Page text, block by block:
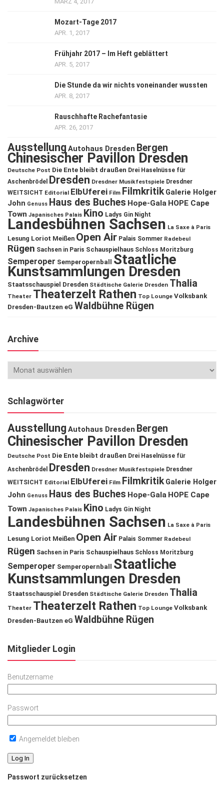
Mozart-Tage 2017
APR. 1, 2017
Frühjahr 2017 – Im Heft geblättert
APR. 5, 2017
Die Stunde da wir nichts voneinander wussten
APR. 8, 2017
Rauschhafte Rachefantasie
APR. 26, 2017
Ausstellung Autohaus Dresden Bergen
Chinesischer Pavillon Dresden
Deutsche Post Die Ente bleibt draußen Drei Haselnüsse für
Aschenbrödel
Dresden Dresdner Musikfestspiele Dresdner
WEITSICHT Editorial ElbUferei Film Filmkritik Galerie Holger
John Genuss Haus des Buches Hope-Gala HOPE Cape
Town Japanisches Palais Kino Ladys Gin Night
Landesbühnen Sachsen La Saxe à Paris
Lesung Loriot Meißen Open Air Palais Sommer Radebeul
Rügen Sachsen in Paris Schauspielhaus Schloss Moritzburg
Semperoper Semperopernball Staatliche
Kunstsammlungen Dresden
Staatsschauspiel Dresden Städtische Galerie Dresden Thalia
Theater Theaterzelt Rathen Top Lounge Volksbank
Dresden-Bautzen eG Waldbühne Rügen
Archive
Schlagwörter
Ausstellung Autohaus Dresden Bergen
Chinesischer Pavillon Dresden
Deutsche Post Die Ente bleibt draußen Drei Haselnüsse für
Aschenbrödel
Dresden Dresdner Musikfestspiele Dresdner
WEITSICHT Editorial ElbUferei Film Filmkritik Galerie Holger
John Genuss Haus des Buches Hope-Gala HOPE Cape
Town Japanisches Palais Kino Ladys Gin Night
Landesbühnen Sachsen La Saxe à Paris
Lesung Loriot Meißen Open Air Palais Sommer Radebeul
Rügen Sachsen in Paris Schauspielhaus Schloss Moritzburg
Semperoper Semperopernball
Staatliche
Kunstsammlungen Dresden
Staatsschauspiel Dresden Städtische Galerie Dresden Thalia
Theater Theaterzelt Rathen Top Lounge Volksbank
Dresden-Bautzen eG Waldbühne Rügen
Mitglieder Login
Benutzername
Passwort
Angemeldet bleiben
Passwort zurücksetzen